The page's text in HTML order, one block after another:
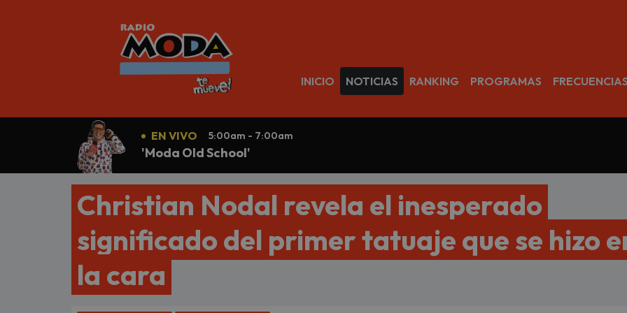
INICIO NOTICIAS RANKING PROGRAMAS FRECUENCIAS
EN VIVO 5:00am - 7:00am
'Moda Old School'
Christian Nodal revela el inesperado
significado del primer tatuaje que se hizo
la cara